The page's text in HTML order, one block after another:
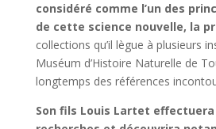
considéré comme l’un des
de cette science nouvelle, la
collections qu’il lègue à plusieurs
Muséum d’Histoire Naturelle de
longtemps des références
Son fils Louis Lartet